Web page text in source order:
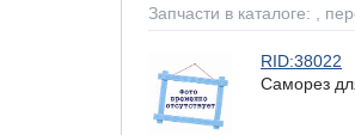
Запчасти в каталоге: ,
RID:38022
Саморез